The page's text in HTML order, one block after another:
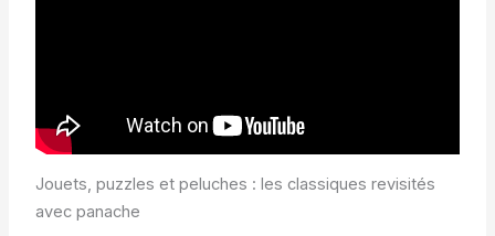
Jouets, puzzles et peluches : les classiques revisités
avec panache